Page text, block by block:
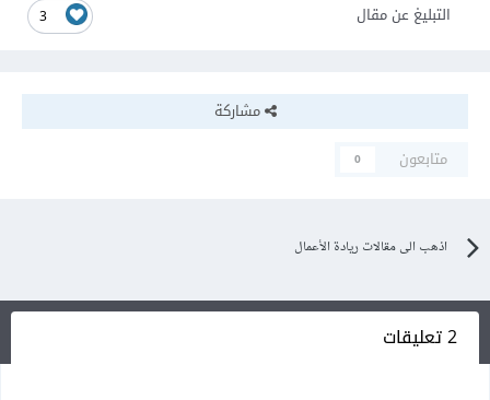
3 التبليغ عن مقال
مشاركة
متابعون
0
اذهب الى مقالات ريادة الأعمال
2 تعليقات